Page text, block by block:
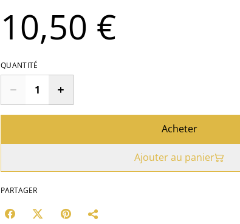
10,50 €
QUANTITÉ
Acheter
Ajouter au panier
PARTAGER